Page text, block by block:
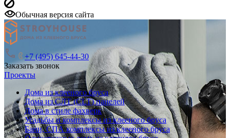
Обычная версия сайта
+7 (495) 645-44-30
Заказать звонок
Проекты
Дома из клееного бруса
Дома из СЛТ (CLT) панелей
Дома в стиле фахверк
Усадьбы и комплексы из клееного бруса
Бани, СПА комплексы из клееного бруса